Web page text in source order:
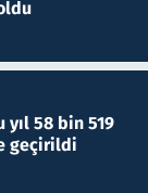
58 bin 519
geçirildi